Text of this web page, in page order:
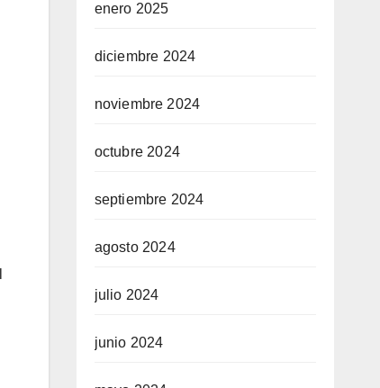
enero 2025
diciembre 2024
noviembre 2024
octubre 2024
septiembre 2024
agosto 2024
julio 2024
junio 2024